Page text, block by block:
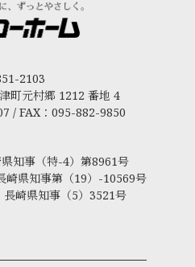
2103
町元村郷 1212 番地 4
/ FAX：095-882-9850
県知事（特-4）第8961号
崎県知事第（19）-10569号
長崎県知事（5）3521号